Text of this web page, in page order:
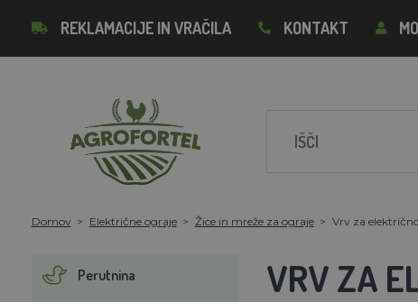
REKLAMACIJE IN VRAČILA KONTAKT
Domov Električne ograje Žice in mreže za ograje Vrv za
Perutnina
VRV ZA